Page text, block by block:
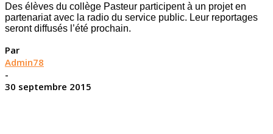
Des élèves du collège Pasteur participent à un projet en
partenariat avec la radio du service public. Leur reportages
seront diffusés l’été prochain.
Par
Admin78
-
30 septembre 2015